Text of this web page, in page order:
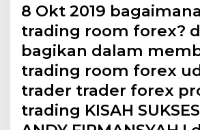
8 Okt 2019
trading room forex?
bagikan dalam
trading room forex
trader trader forex
trading KISAH